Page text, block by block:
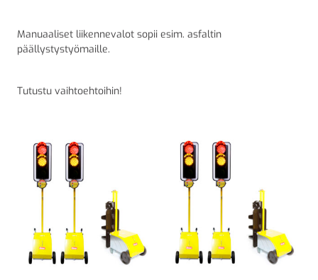
Manuaaliset liikennevalot sopii esim. asfaltin
päällystystyömaille.
Tutustu vaihtoehtoihin!